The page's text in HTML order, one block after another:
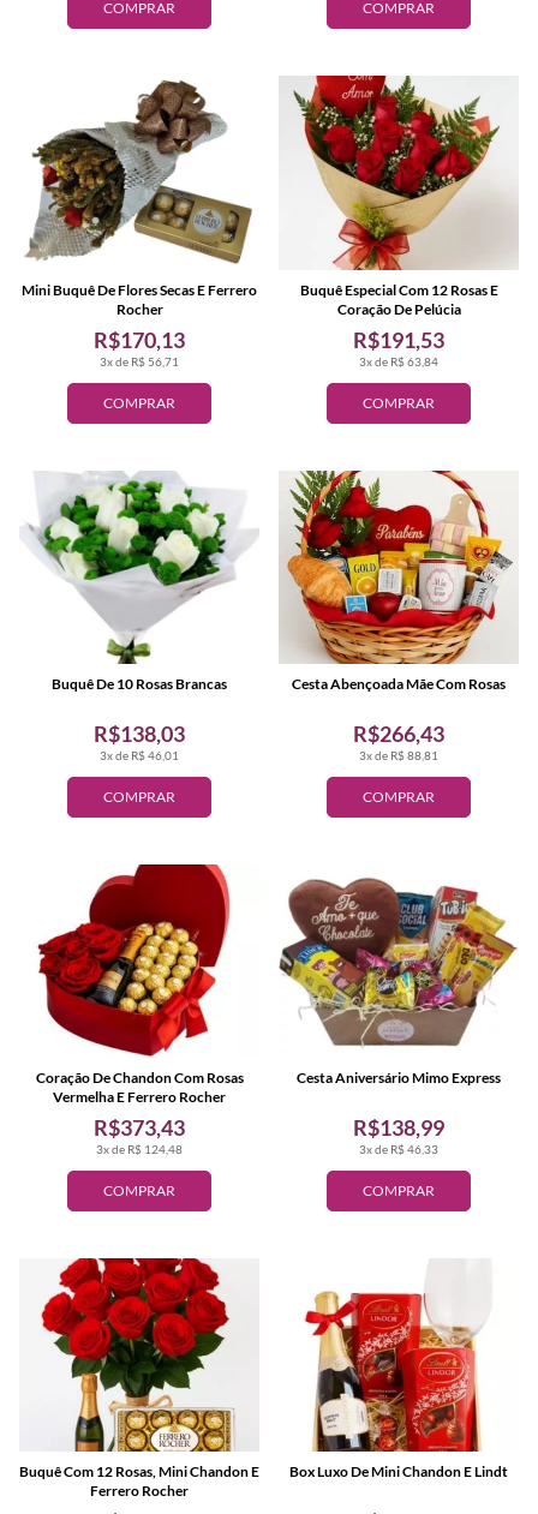
COMPRAR COMPRAR
COMPRAR
3x de R$ 56,71
R$170,13
Mini Buquê De Flores Secas E Ferrero
Rocher
COMPRAR
3x de R$ 63,84
R$191,53
Buquê Especial Com 12 Rosas E
Coração De Pelúcia
COMPRAR
3x de R$ 46,01
R$138,03
Buquê De 10 Rosas Brancas
COMPRAR
3x de R$ 88,81
R$266,43
Cesta Abençoada Mãe Com Rosas
COMPRAR
3x de R$ 124,48
R$373,43
Coração De Chandon Com Rosas
Vermelha E Ferrero Rocher
COMPRAR
3x de R$ 46,33
R$138,99
Cesta Aniversário Mimo Express
Buquê Com 12 Rosas, Mini Chandon E
Ferrero Rocher
Box Luxo De Mini Chandon E Lindt